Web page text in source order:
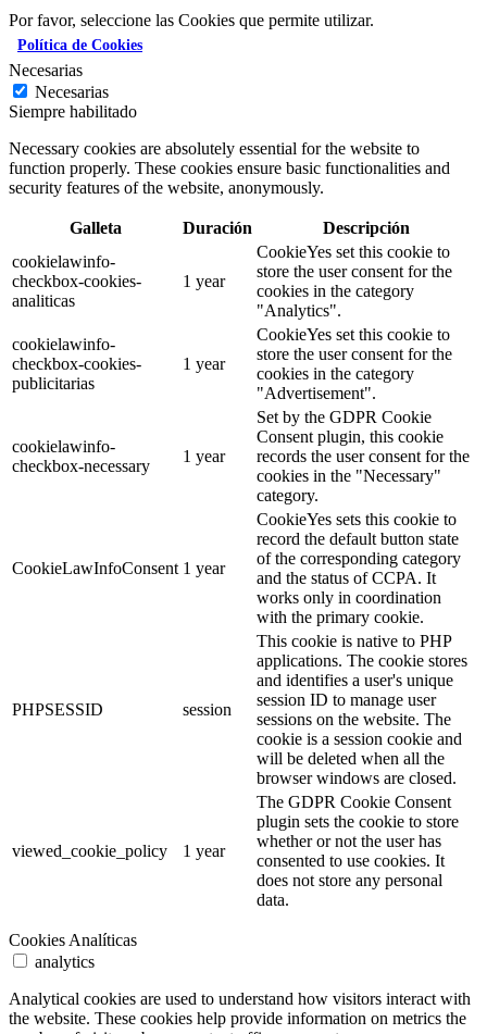
Por favor, seleccione las Cookies que permite utilizar.
Política de Cookies
Necesarias
Necesarias
Siempre habilitado
Necessary cookies are absolutely essential for the website to
function properly. These cookies ensure basic functionalities and
security features of the website, anonymously.
Galleta Duración
Descripción
cookielawinfo-
checkbox-cookies-
analiticas
1 year
CookieYes set this cookie to
store the user consent for the
cookies in the category
"Analytics".
cookielawinfo-
checkbox-cookies-
publicitarias
1 year
CookieYes set this cookie to
store the user consent for the
cookies in the category
"Advertisement".
cookielawinfo-
checkbox-necessary
1 year
Set by the GDPR Cookie
Consent plugin, this cookie
records the user consent for the
cookies in the "Necessary"
category.
CookieLawInfoConsent 1 year
CookieYes sets this cookie to
record the default button state
of the corresponding category
and the status of CCPA. It
works only in coordination
with the primary cookie.
PHPSESSID session
This cookie is native to PHP
applications. The cookie stores
and identifies a user's unique
session ID to manage user
sessions on the website. The
cookie is a session cookie and
will be deleted when all the
browser windows are closed.
viewed_cookie_policy 1 year
The GDPR Cookie Consent
plugin sets the cookie to store
whether or not the user has
consented to use cookies. It
does not store any personal
data.
Cookies Analíticas
analytics
Analytical cookies are used to understand how visitors interact with
the website. These cookies help provide information on metrics the